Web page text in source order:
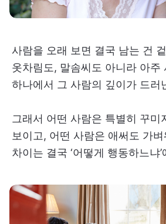
사람을 오래 보면 결국 남는 건
옷차림도, 말솜씨도 아니라 아주
하나에서 그 사람의 깊이가 드러
그래서 어떤 사람은 특별히 꾸미
보이고, 어떤 사람은 애써도 가
차이는 결국 ‘어떻게 행동하느냐